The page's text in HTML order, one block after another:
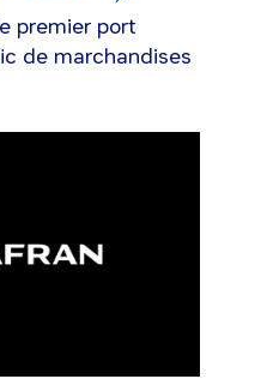
premier port
de marchandises